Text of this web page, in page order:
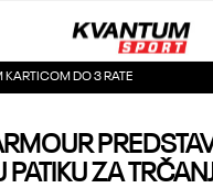
DOSTAVA ZA PORUDŽBINE
PATIKU ZA